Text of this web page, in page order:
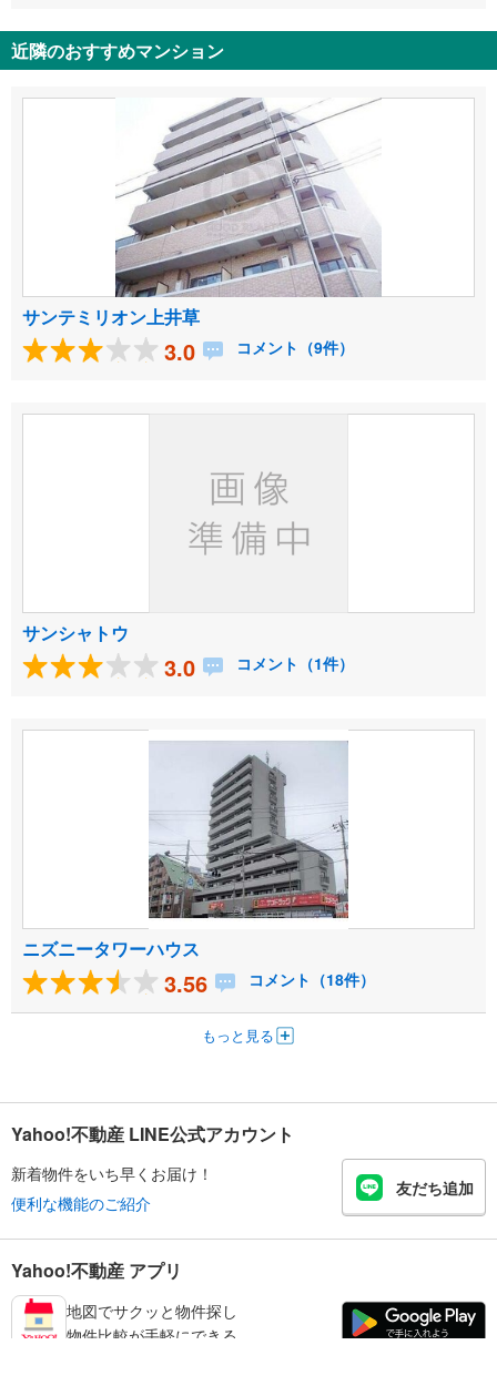
近隣のおすすめマンション
サンテミリオン上井草
3.0 コメント（9件）
サンシャトウ
3.0 コメント（1件）
ニズニータワーハウス
3.56 コメント（18件）
もっと見る
Yahoo!不動産 LINE公式アカウント
新着物件をいち早くお届け！
便利な機能のご紹介
友だち追加
Yahoo!不動産 アプリ
地図でサクッと物件探し
物件比較が手軽にできる